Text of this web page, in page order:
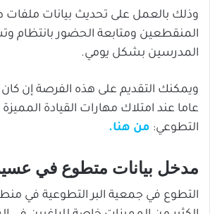
وذلك بالعمل على تحديث بيانات
المنقطعين ومتابعة الحضور بانتظام
المدرسين بشكل يومي.
عاما عند امتلاك مهارات القيادة
التطوعي: من هنا.
مدخل بيانات متطوع في
التطوع في جمعية البر التطوعية في